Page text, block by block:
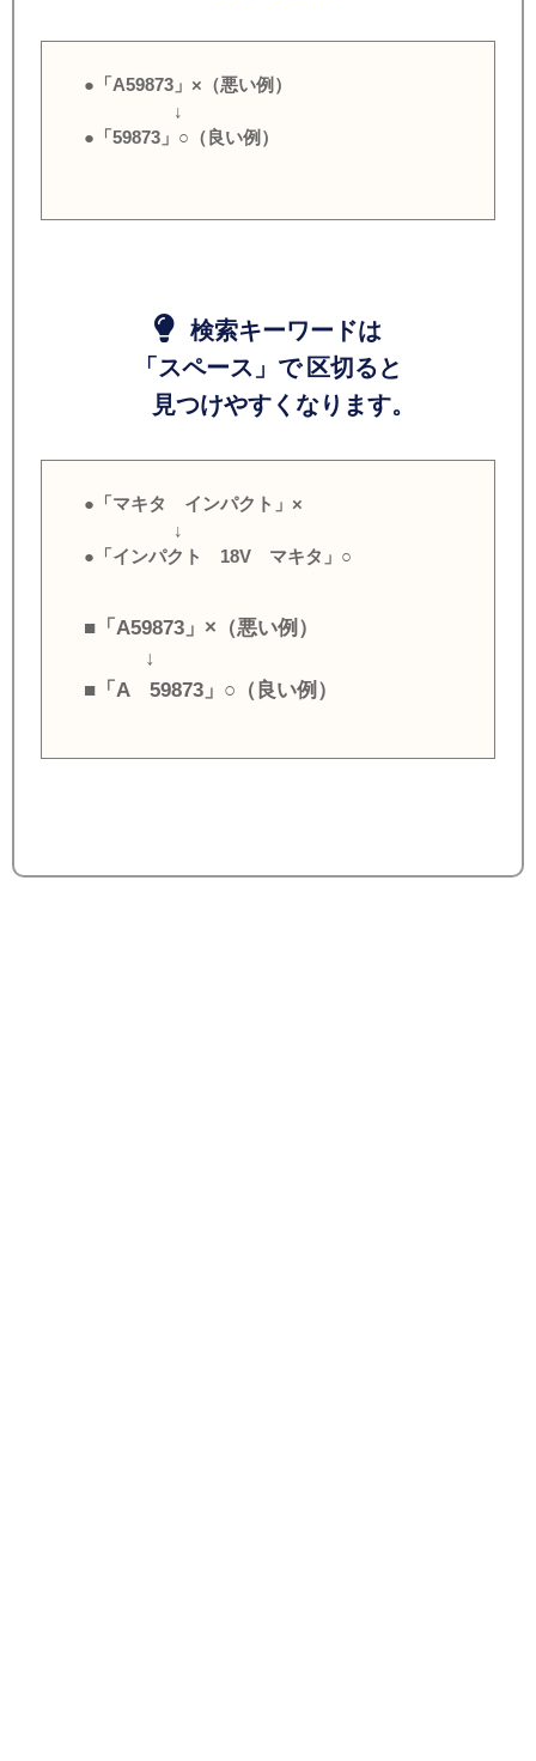
●「A59873」×（悪い例）
↓
●「59873」○（良い例）
検索キーワードは
「スペース」で 区切ると
見つけやすくなります。
●「マキタ インパクト」×
↓
●「インパクト 18V マキタ」○
■「A59873」×（悪い例）
↓
■「A 59873」○（良い例）